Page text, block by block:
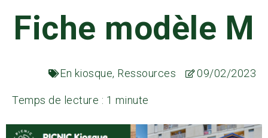
Fiche modèle M
En kiosque, Ressources 09/02/2023
Temps de lecture : 1 minute